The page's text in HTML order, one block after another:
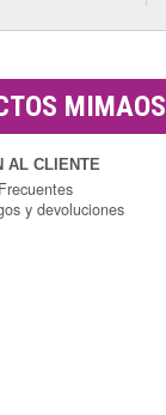
MIMAOS
AL CLIENTE
y devoluciones